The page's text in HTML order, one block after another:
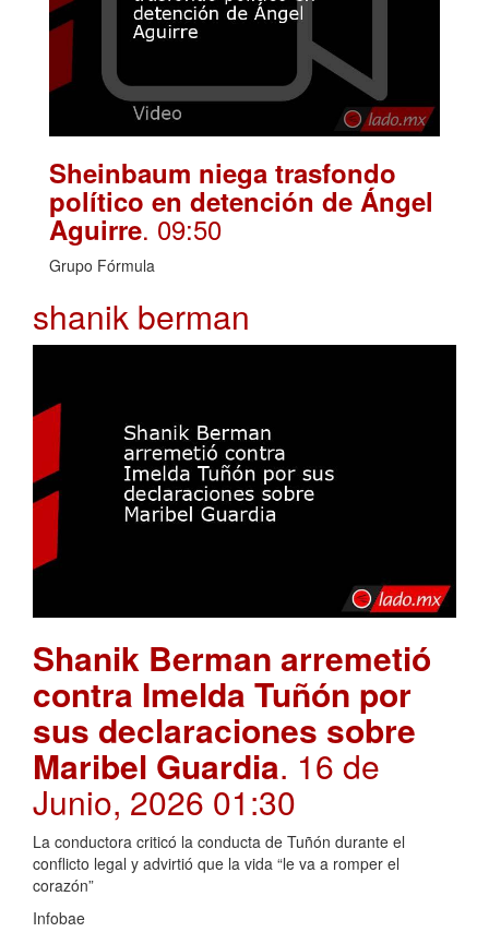
Sheinbaum niega trasfondo
político en detención de Ángel
Aguirre. 09:50
Grupo Fórmula
shanik berman
Shanik Berman arremetió
contra Imelda Tuñón por
sus declaraciones sobre
Maribel Guardia. 16 de
Junio, 2026 01:30
La conductora criticó la conducta de Tuñón durante el
conflicto legal y advirtió que la vida “le va a romper el
corazón”
Infobae